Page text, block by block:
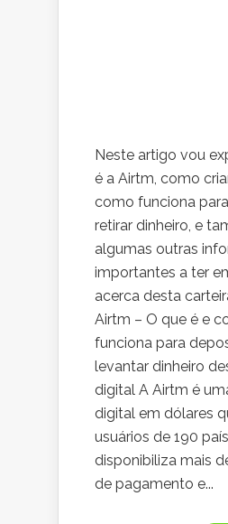
Neste artigo vou
é a Airtm, como
como funciona
retirar dinheiro, e
algumas outras
importantes a ter
acerca desta
Airtm – O que é e
funciona para
levantar dinheiro
digital A Airtm é
digital em dólares
usuários de 190
disponibiliza mais
de pagamento e...